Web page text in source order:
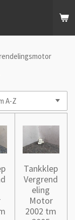
Tankklep
Vergrend
eling
Motor
2002 tm